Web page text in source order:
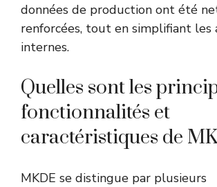
données de production ont été
renforcées, tout en simplifiant les
internes.
Quelles sont les
fonctionnalités et
caractéristiques de
MKDE se distingue par plusieurs